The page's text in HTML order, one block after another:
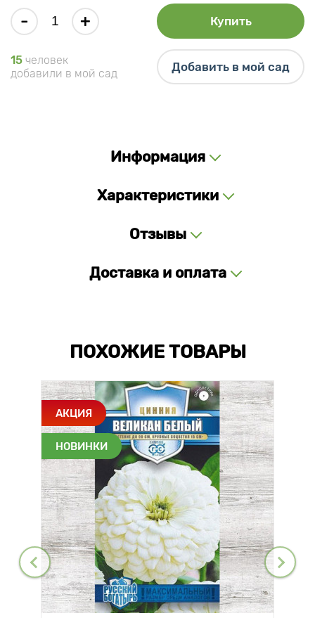
- + Купить
15 человек
добавили в мой сад
Добавить в мой сад
Информация
Характеристики
Отзывы
Доставка и оплата
ПОХОЖИЕ ТОВАРЫ
АКЦИЯ
НОВИНКИ